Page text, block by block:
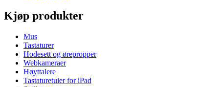
Kjøp produkter
Mus
Tastaturer
Hodesett og ørepropper
Webkameraer
Høyttalere
Tastaturetuier for iPad